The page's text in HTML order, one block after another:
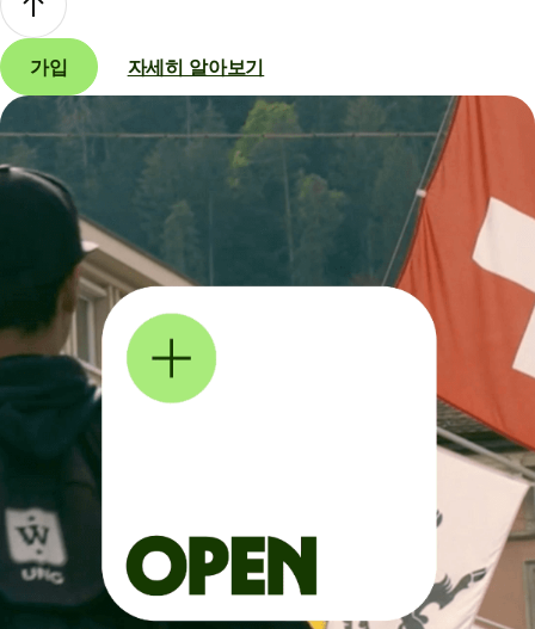
가입 자세히 알아보기